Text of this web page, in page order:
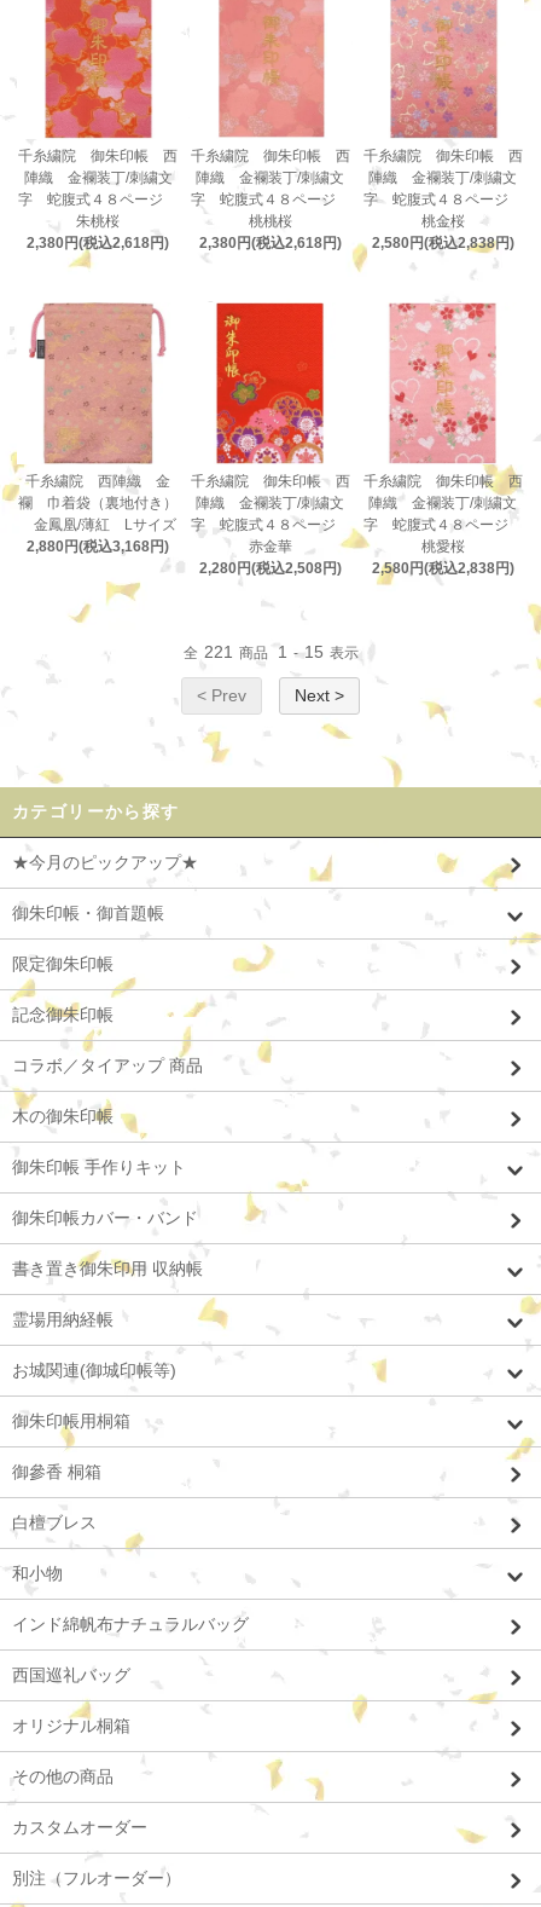
千糸繍院 御朱印帳 西
陣織 金襴装丁/刺繍文
字 蛇腹式４８ページ
朱桃桜
2,380円(税込2,618円)
千糸繍院 御朱印帳 西
陣織 金襴装丁/刺繍文
字 蛇腹式４８ページ
桃桃桜
2,380円(税込2,618円)
千糸繍院 御朱印帳 西
陣織 金襴装丁/刺繍文
字 蛇腹式４８ページ
桃金桜
2,580円(税込2,838円)
千糸繍院 西陣織 金
襴 巾着袋（裏地付き）
金鳳凰/薄紅 Lサイズ
2,880円(税込3,168円)
千糸繍院 御朱印帳 西
陣織 金襴装丁/刺繍文
字 蛇腹式４８ページ
赤金華
2,280円(税込2,508円)
千糸繍院 御朱印帳 西
陣織 金襴装丁/刺繍文
字 蛇腹式４８ページ
桃愛桜
2,580円(税込2,838円)
全 221 商品 1 - 15 表示
< Prev Next >
カテゴリーから探す
★今月のピックアップ★
御朱印帳・御首題帳
限定御朱印帳
記念御朱印帳
コラボ／タイアップ 商品
木の御朱印帳
御朱印帳 手作りキット
御朱印帳カバー・バンド
書き置き御朱印用 収納帳
霊場用納経帳
お城関連(御城印帳等)
御朱印帳用桐箱
御參香 桐箱
白檀ブレス
和小物
インド綿帆布ナチュラルバッグ
西国巡礼バッグ
オリジナル桐箱
その他の商品
カスタムオーダー
別注（フルオーダー）